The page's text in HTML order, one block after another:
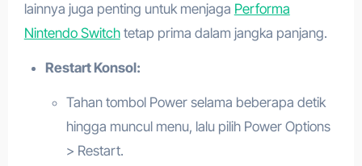
lainnya juga penting untuk menjaga Performa
Nintendo Switchtetap prima dalam jangka panjang.
Restart Konsol:
Tahan tombol Power selama beberapa detik
hingga muncul menu, lalu pilih Power Options
> Restart.